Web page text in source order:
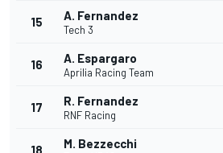
15 A. Fernandez
Tech 3
16 A. Espargaro
Aprilia Racing Team
17 R. Fernandez
RNF Racing
18 M. Bezzecchi